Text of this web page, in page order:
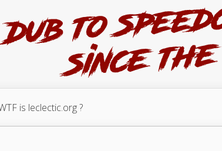
is leclectic.org ?